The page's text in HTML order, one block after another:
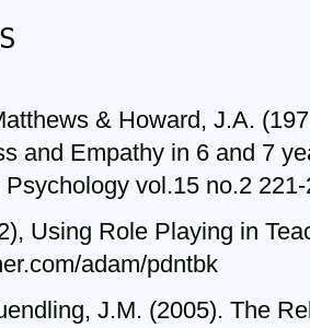
& Howard, J.A.
and Empathy in 6 and 7
vol.15 no.2
Using Role Playing in
adam/pdntbk
J.M. (2005). The